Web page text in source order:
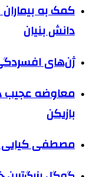
کمک به
دانش بنیان
ژن‌های
بازیکن
مصطفی